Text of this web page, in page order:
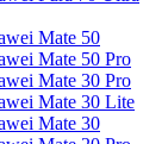
Mate 50
Mate 50 Pro
Mate 30 Pro
Mate 30 Lite
Mate 30